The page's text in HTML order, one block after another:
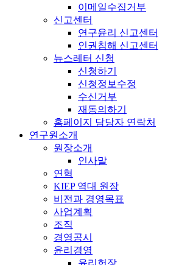
이메일수집거부
신고센터
연구윤리 신고센터
인권침해 신고센터
뉴스레터 신청
신청하기
신청정보수정
수신거부
재동의하기
홈페이지 담당자 연락처
연구원소개
원장소개
인사말
연혁
KIEP 역대 원장
비전과 경영목표
사업계획
조직
경영공시
윤리경영
윤리헌장